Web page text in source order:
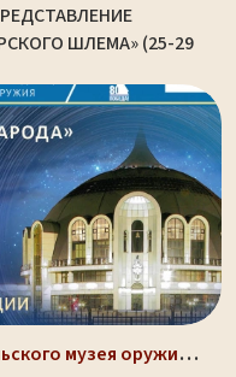
ШЛЕМА» (25-29
Здание – шлем Тульского музея оружия (ул. Октябрьс...